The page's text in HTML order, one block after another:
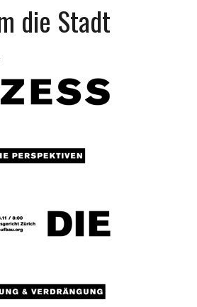
die Stadt